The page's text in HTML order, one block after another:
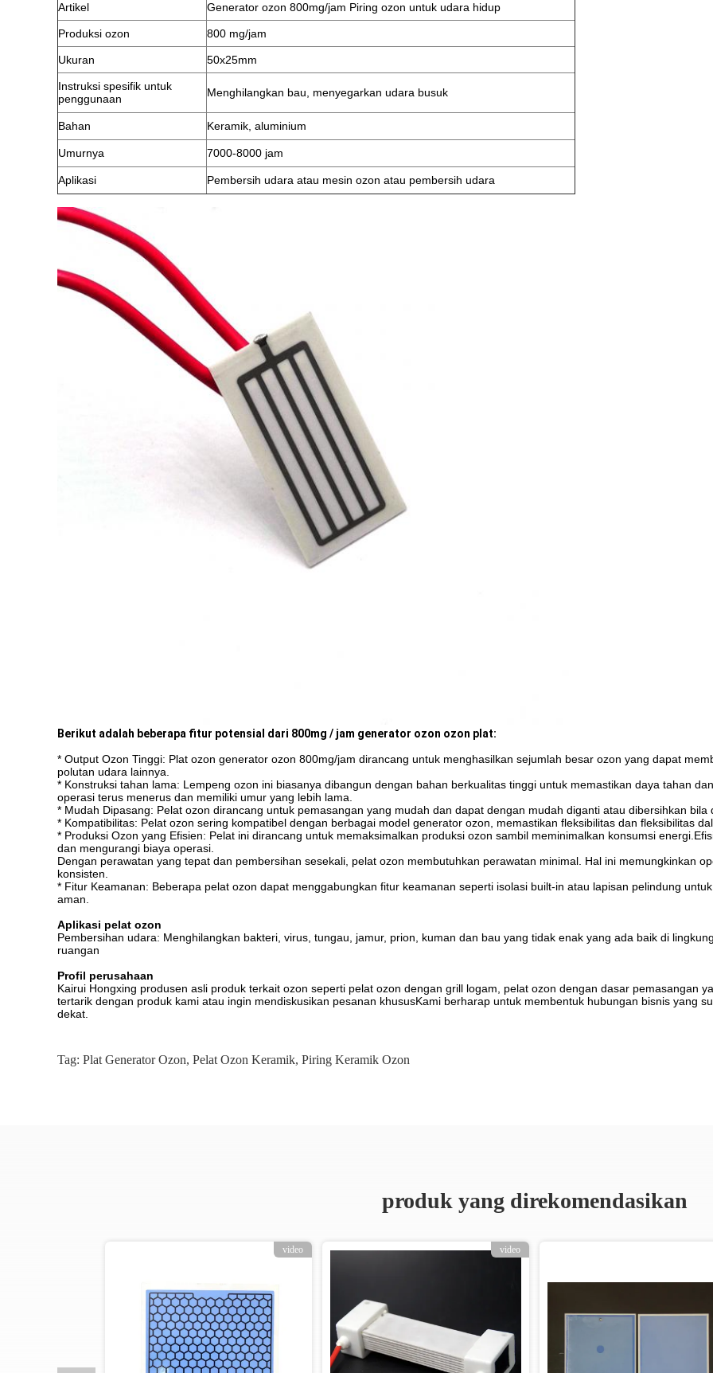
Artikel
Generator ozon 800mg/jam Piring ozon untuk udara hidup
Produksi ozon 800 mg/jam
Ukuran 50x25mm
Instruksi spesifik untuk
penggunaan
Menghilangkan bau, menyegarkan udara busuk
Bahan Keramik, aluminium
Umurnya 7000-8000 jam
Aplikasi Pembersih udara atau mesin ozon atau pembersih udara
Berikut adalah beberapa fitur potensial dari 800mg / jam generator ozon ozon plat:
* Output Ozon Tinggi: Plat ozon generator ozon 800mg/jam dirancang untuk menghasilkan sejumlah besar ozon yang dapat
polutan udara lainnya.
* Konstruksi tahan lama: Lempeng ozon ini biasanya dibangun dengan bahan berkualitas tinggi untuk memastikan daya tahan
operasi terus menerus dan memiliki umur yang lebih lama.
* Mudah Dipasang: Pelat ozon dirancang untuk pemasangan yang mudah dan dapat dengan mudah diganti atau dibersihkan bila
* Kompatibilitas: Pelat ozon sering kompatibel dengan berbagai model generator ozon, memastikan fleksibilitas dan fleksibilitas
* Produksi Ozon yang Efisien: Pelat ini dirancang untuk memaksimalkan produksi ozon sambil meminimalkan konsumsi
dan mengurangi biaya operasi.
Dengan perawatan yang tepat dan pembersihan sesekali, pelat ozon membutuhkan perawatan minimal. Hal ini memungkinkan
konsisten.
* Fitur Keamanan: Beberapa pelat ozon dapat menggabungkan fitur keamanan seperti isolasi built-in atau lapisan pelindung
aman.
Aplikasi pelat ozon
Pembersihan udara: Menghilangkan bakteri, virus, tungau, jamur, prion, kuman dan bau yang tidak enak yang ada baik di
ruangan
Profil perusahaan
Kairui Hongxing produsen asli produk terkait ozon seperti pelat ozon dengan grill logam, pelat ozon dengan dasar pemasangan
tertarik dengan produk kami atau ingin mendiskusikan pesanan khususKami berharap untuk membentuk hubungan bisnis yang
dekat.
Tag: Plat Generator Ozon, Pelat Ozon Keramik, Piring Keramik Ozon
produk yang direkomendasikan
video video